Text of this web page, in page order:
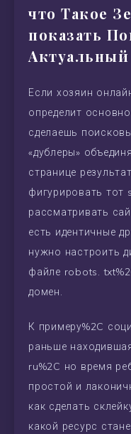
что Такое
показать
Актуальный
Если хозяин
определит
сделаешь
«дублеры»
странице
фигурировать тот
рассматривать
есть идентичные
нужно настроить
файле robots.
домен.
К примеру%2C
раньше
ru%2C но время
простой и
как сделать
какой ресурс